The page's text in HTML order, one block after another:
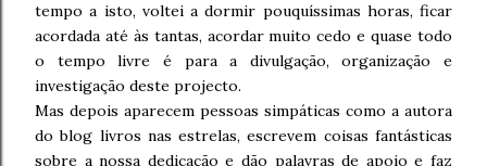
tempo a isto, voltei a dormir pouquíssimas horas, ficar
acordada até às tantas, acordar muito cedo e quase todo
o tempo livre é para a divulgação, organização e
investigação deste projecto.
Mas depois aparecem pessoas simpáticas como a autora
do blog livros nas estrelas, escrevem coisas fantásticas
sobre a nossa dedicação e dão palavras de apoio e faz